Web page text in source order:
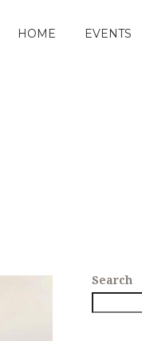
HOME EVENTS
Search